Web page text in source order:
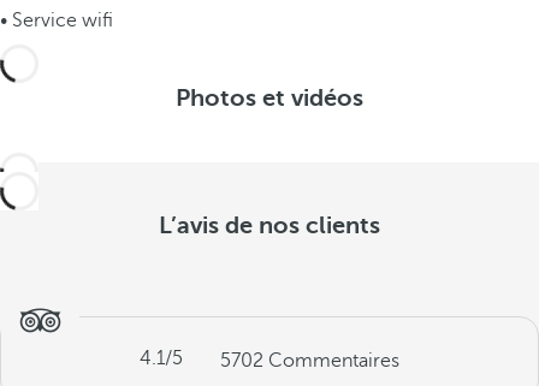
• Service wifi
Photos et vidéos
L’avis de nos clients
4.1/5 5702 Commentaires